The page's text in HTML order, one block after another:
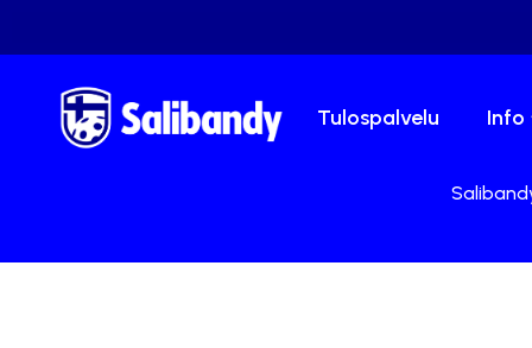
Tulospalvelu Info